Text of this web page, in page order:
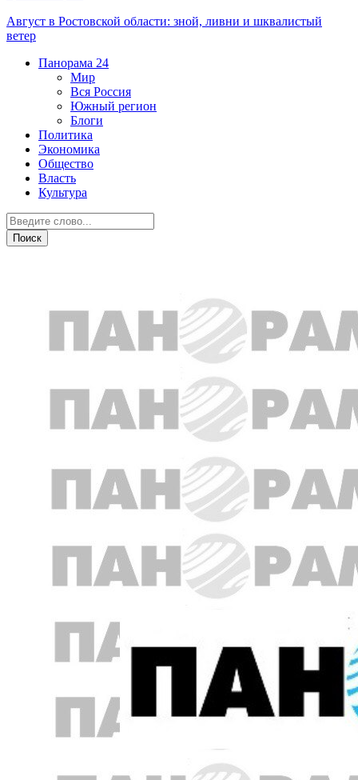
Август в Ростовской области: зной, ливни и шквалистый
ветер
Панорама 24
Мир
Вся Россия
Южный регион
Блоги
Политика
Экономика
Общество
Власть
Культура